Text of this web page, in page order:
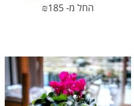
החל מ- ₪185